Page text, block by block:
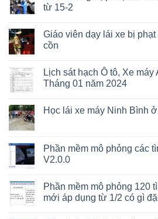
từ 15-2
Giáo viên dạy lái xe bị
cồn
Lịch sát hạch Ô tô, Xe
Tháng 01 năm 2024
Học lái xe máy Ninh Bình
Phần mềm mô phỏng các
V2.0.0
Phần mềm mô phỏng 120
mới áp dụng từ 1/2 có gì